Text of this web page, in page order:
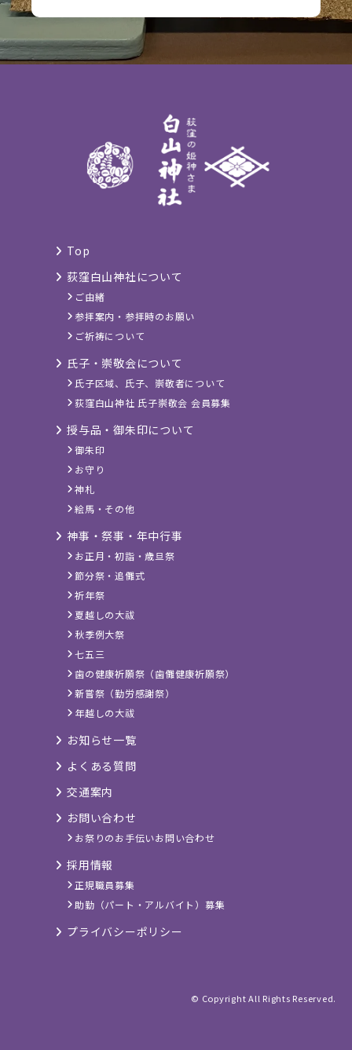
Top
荻窪白山神社について
ご由緒
参拝案内・参拝時のお願い
ご祈祷について
氏子・崇敬会について
氏子区域、氏子、崇敬者について
荻窪白山神社 氏子崇敬会 会員募集
授与品・御朱印について
御朱印
お守り
神札
絵馬・その他
神事・祭事・年中行事
お正月・初詣・歳旦祭
節分祭・追儺式
祈年祭
夏越しの大祓
秋季例大祭
七五三
歯の健康祈願祭（歯儺健康祈願祭）
新嘗祭（勤労感謝祭）
年越しの大祓
お知らせ一覧
よくある質問
交通案内
お問い合わせ
お祭りのお手伝いお問い合わせ
採用情報
正規職員募集
助勤（パート・アルバイト）募集
プライバシーポリシー
© Copyright All Rights Reserved.